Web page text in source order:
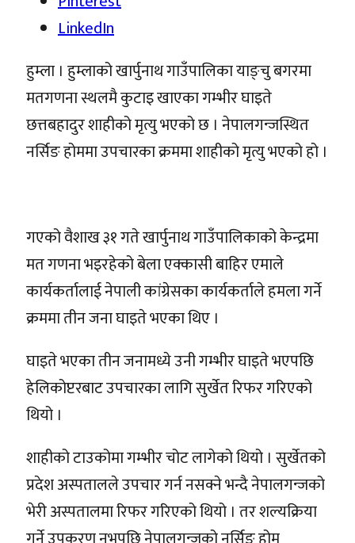
LinkedIn
हुम्ला । हुम्लाको खार्पुनाथ गाउँपालिका याङ्चु बगरमा
मतगणना स्थलमै कुटाइ खाएका गम्भीर घाइते
छत्तबहादुर शाहीको मृत्यु भएको छ । नेपालगन्जस्थित
नर्सिङ होममा उपचारका क्रममा शाहीको मृत्यु भएको हो ।
गएको वैशाख ३१ गते खार्पुनाथ गाउँपालिकाको केन्द्रमा
मत गणना भइरहेको बेला एक्कासी बाहिर एमाले
कार्यकर्तालाई नेपाली कांग्रेसका कार्यकर्ताले हमला गर्ने
क्रममा तीन जना घाइते भएका थिए ।
घाइते भएका तीन जनामध्ये उनी गम्भीर घाइते भएपछि
हेलिकोप्टरबाट उपचारका लागि सुर्खेत रिफर गरिएको
थियो ।
शाहीको टाउकोमा गम्भीर चोट लागेको थियो । सुर्खेतको
प्रदेश अस्पतालले उपचार गर्न नसक्ने भन्दै नेपालगन्जको
भेरी अस्पतालमा रिफर गरिएको थियो । तर शल्यक्रिया